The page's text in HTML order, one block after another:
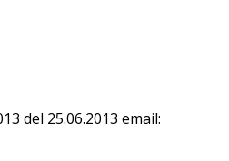
del 25.06.2013 email: